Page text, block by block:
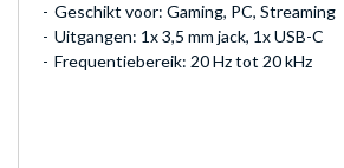
Geschikt voor: Gaming, PC, Streaming
Uitgangen: 1x 3,5 mm jack, 1x USB-C
Frequentiebereik: 20 Hz tot 20 kHz